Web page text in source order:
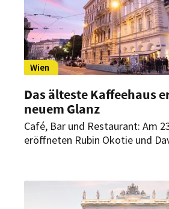
Wien
Das älteste Kaffeehaus
neuem Glanz
Café, Bar und Restaurant: Am
eröffneten Rubin Okotie und